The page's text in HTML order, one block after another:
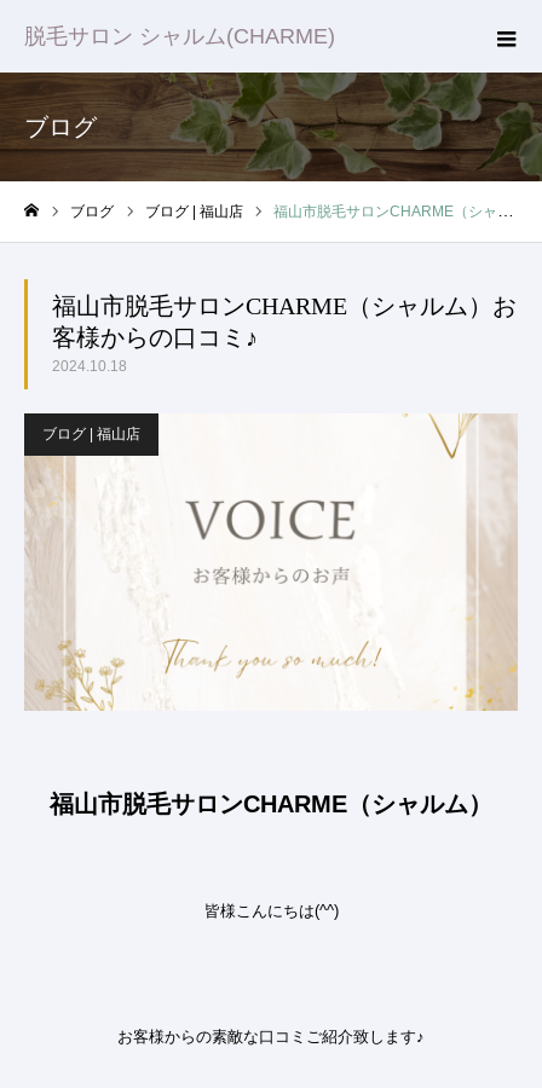
脱毛サロン シャルム(CHARME)
ブログ
ブログ ブログ | 福山店 福山市脱毛サロンCHARME（シャルム）お客様からの口コミ♪
福山市脱毛サロンCHARME（シャルム）お
客様からの口コミ♪
2024.10.18
ブログ | 福山店
福山市脱毛サロンCHARME（シャルム）
皆様こんにちは(^^)
お客様からの素敵な口コミ ご紹介致します♪